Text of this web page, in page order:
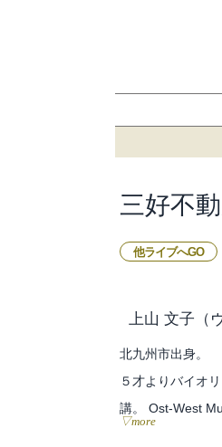
三好不
他ライブへGO
上山 文子 （
北九州市出身。
５才よりバイオ
講。 Ost-West
▽more